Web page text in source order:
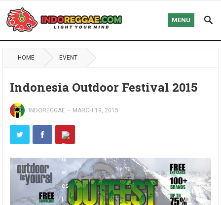
MENU
HOME EVENT
Indonesia Outdoor Festival 2015
INDOREGGAE — MARCH 19, 2015